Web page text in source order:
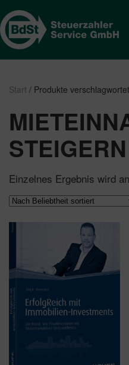
Start / Produkte
STEIGERN
Einzelnes Ergebnis wird